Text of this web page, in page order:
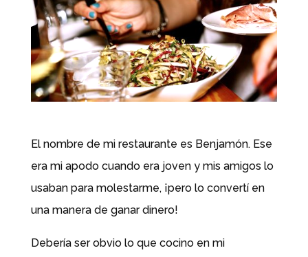
El nombre de mi restaurante es Benjamón. Ese
era mi apodo cuando era joven y mis amigos lo
usaban para molestarme, ¡pero lo convertí en
una manera de ganar dinero!
Debería ser obvio lo que cocino en mi